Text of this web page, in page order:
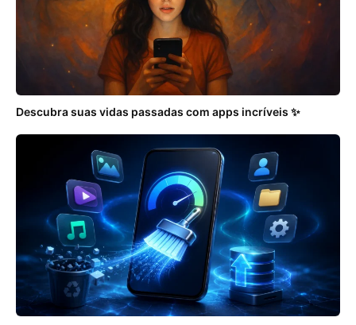
Descubra suas vidas passadas com apps incríveis ✨